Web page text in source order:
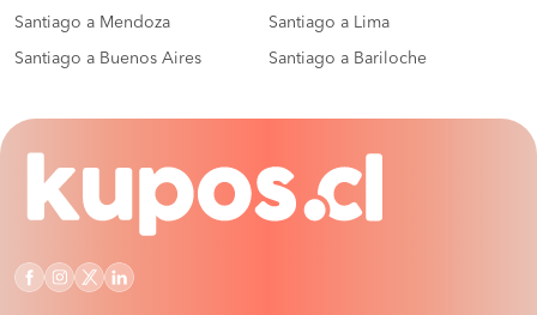
Santiago a Mendoza Santiago a Lima
Santiago a Buenos Aires Santiago a Bariloche